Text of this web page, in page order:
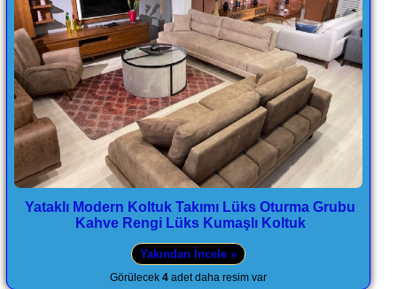
Yataklı Modern Koltuk Takımı Lüks Oturma Grubu
Kahve Rengi Lüks Kumaşlı Koltuk
Yakından İncele »
Görülecek 4adet daha resim var